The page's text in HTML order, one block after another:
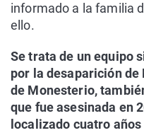
informado a la familia
ello.
Se trata de un equipo
por la desaparición
de Monesterio,
que fue asesinada en
localizado cuatro